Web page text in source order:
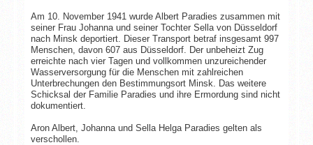
Am 10. November 1941 wurde Albert Paradies zusammen mit
seiner Frau Johanna und seiner Tochter Sella von Düsseldorf
nach Minsk deportiert. Dieser Transport betraf insgesamt 997
Menschen, davon 607 aus Düsseldorf. Der unbeheizt Zug
erreichte nach vier Tagen und vollkommen unzureichender
Wasserversorgung für die Menschen mit zahlreichen
Unterbrechungen den Bestimmungsort Minsk. Das weitere
Schicksal der Familie Paradies und ihre Ermordung sind nicht
dokumentiert.
Aron Albert, Johanna und Sella Helga Paradies gelten als
verschollen.